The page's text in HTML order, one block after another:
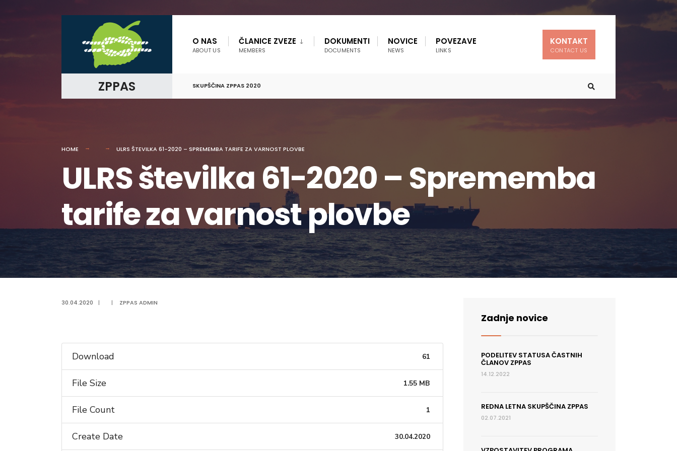
content
O NAS
ABOUT US
ČLANICE ZVEZE
MEMBERS
DOKUMENTI
DOCUMENTS
NOVICE
NEWS
POVEZAVE
LINKS
KONTAKT
CONTACT US
ZPPAS SKUPŠČINA ZPPAS 2020
HOME ULRS ŠTEVILKA 61-2020 – SPREMEMBA TARIFE ZA VARNOST PLOVBE
ULRS številka 61-2020 – Sprememba
tarife za varnost plovbe
30.04.2020 | | ZPPAS ADMIN
Download 61
File Size 1.55 MB
File Count 1
Create Date 30.04.2020
Zadnje novice
PODELITEV STATUSA ČASTNIH
ČLANOV ZPPAS
14.12.2022
REDNA LETNA SKUPŠČINA ZPPAS
02.07.2021